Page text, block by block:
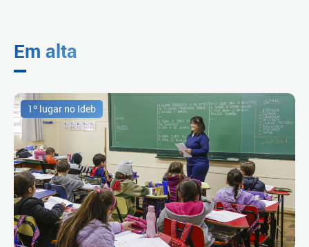
Em alta
1º lugar no Ideb